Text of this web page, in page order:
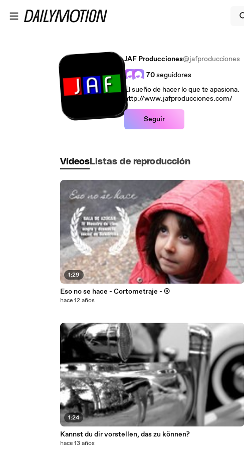
JAF Producciones@jafproducciones
70seguidores
El sueño de hacer lo que te apasiona.
http://www.jafproducciones.com/
Seguir
Vídeos Listas de reproducción
1:29
Eso no se hace - Cortometraje - ©
hace 12 años
1:24
Kannst du dir vorstellen, das zu können?
hace 13 años